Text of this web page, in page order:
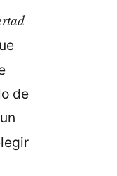
de